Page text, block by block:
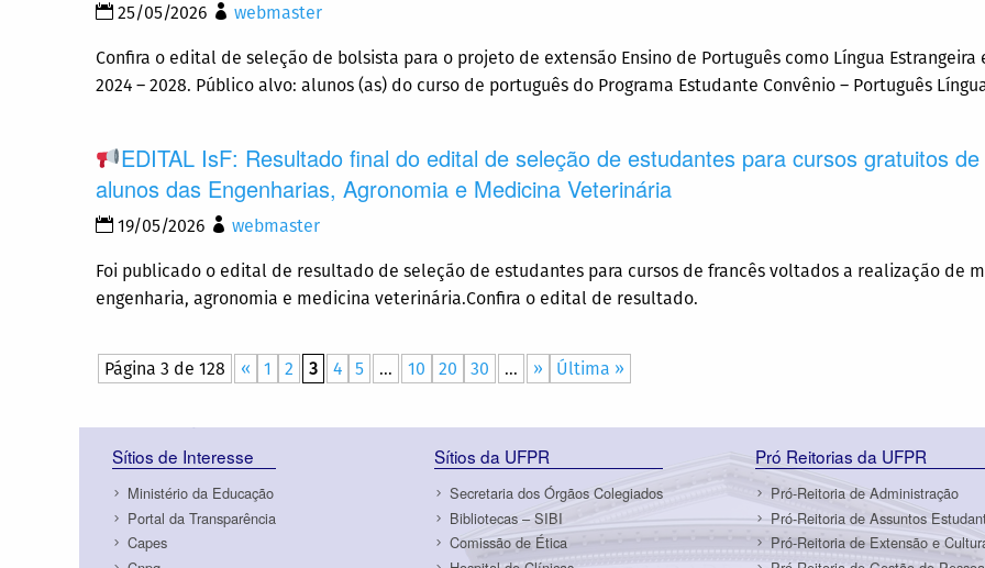
25/05/2026 webmaster
Confira o edital de seleção de bolsista para o projeto de extensão Ensino de Português como Língua Estrangeira
2024 – 2028. Público alvo: alunos (as) do curso de português do Programa Estudante Convênio – Português Língua
EDITAL IsF: Resultado final do edital de seleção de estudantes para cursos gratuitos
alunos das Engenharias, Agronomia e Medicina Veterinária
19/05/2026 webmaster
Foi publicado o edital de resultado de seleção de estudantes para cursos de francês voltados a realização de
engenharia, agronomia e medicina veterinária.Confira o edital de resultado.
Página 3 de 128 « 1 2 3 4 5 ... 10 20 30 ... » Última »
Sítios de Interesse
Ministério da Educação
Portal da Transparência
Capes
Sítios da UFPR
Secretaria dos Órgãos Colegiados
Bibliotecas – SIBI
Comissão de Ética
Pró Reitorias da UFPR
Pró-Reitoria de Administração
Pró-Reitoria de Assuntos
Pró-Reitoria de Extensão e